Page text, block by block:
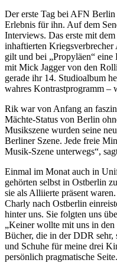
Der erste Tag bei AFN
Erlebnis für ihn. Auf dem
Interviews. Das erste mit
inhaftierten
gilt und bei „Propyläen“
mit Mick Jagger von den
gerade ihr 14. Studioalbum
wahres Kontrastprogramm –
Rik war von Anfang an
Mächte-Status von Berlin
Musikszene wurden seine
Berliner Szene. Jede freie
Musik-Szene unterwegs“,
Einmal im Monat auch in
gehörten selbst in Ostberlin
sie als Alliierte präsent
Charly nach Ostberlin
hinter uns. Sie folgten uns
„Keiner wollte mit uns in
Bücher, die in der DDR
und Schuhe für meine drei
persönlich pragmatische Seite.